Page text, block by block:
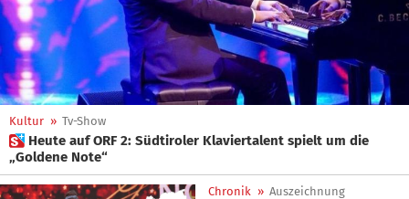
Kultur » Tv-Show
 Heute auf ORF 2: Südtiroler Klaviertalent spielt um die
„Goldene Note“
Chronik » Auszeichnung